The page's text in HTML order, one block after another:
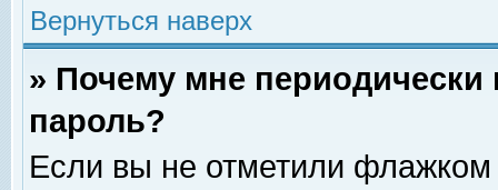
Вернуться наверх
» Почему мне
пароль?
Если вы не отметили флажком